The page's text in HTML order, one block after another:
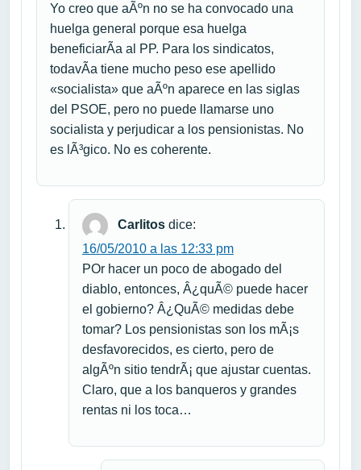
Yo creo que aÃºn no se ha convocado una
huelga general porque esa huelga
beneficiarÃ­a al PP. Para los sindicatos,
todavÃ­a tiene mucho peso ese apellido
«socialista» que aÃºn aparece en las siglas
del PSOE, pero no puede llamarse uno
socialista y perjudicar a los pensionistas. No
es lÃ³gico. No es coherente.
Carlitos dice:
16/05/2010 a las 12:33 pm
POr hacer un poco de abogado del
diablo, entonces, Â¿quÃ© puede hacer
el gobierno? Â¿QuÃ© medidas debe
tomar? Los pensionistas son los mÃ¡s
desfavorecidos, es cierto, pero de
algÃºn sitio tendrÃ¡ que ajustar cuentas.
Claro, que a los banqueros y grandes
rentas ni los toca…